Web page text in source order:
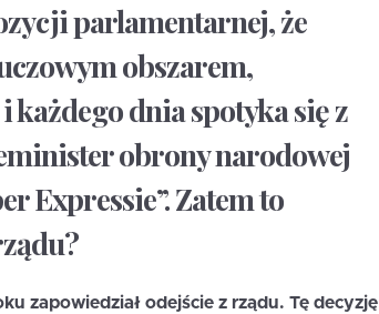
parlamentarnej, że
obszarem,
każdego dnia spotyka się z
obrony narodowej
Expressie”. Zatem to
zapowiedział odejście z rządu. Tę decyzję